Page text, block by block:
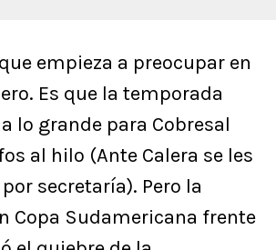
empieza a preocupar en
Es que la temporada
lo grande para Cobresal
al hilo (Ante Calera se les
secretaría). Pero la
Copa Sudamericana frente